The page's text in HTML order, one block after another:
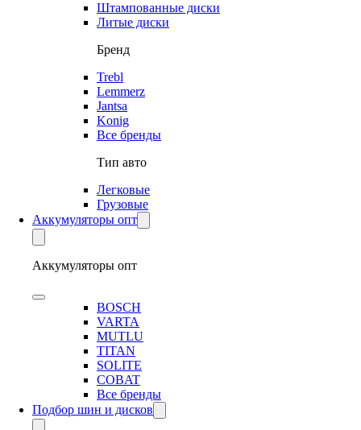
Штампованные диски
Литые диски
Бренд
Trebl
Lemmerz
Jantsa
Konig
Все бренды
Тип авто
Легковые
Грузовые
Аккумуляторы опт
Аккумуляторы опт
BOSCH
VARTA
MUTLU
TITAN
SOLITE
COBAT
Все бренды
Подбор шин и дисков